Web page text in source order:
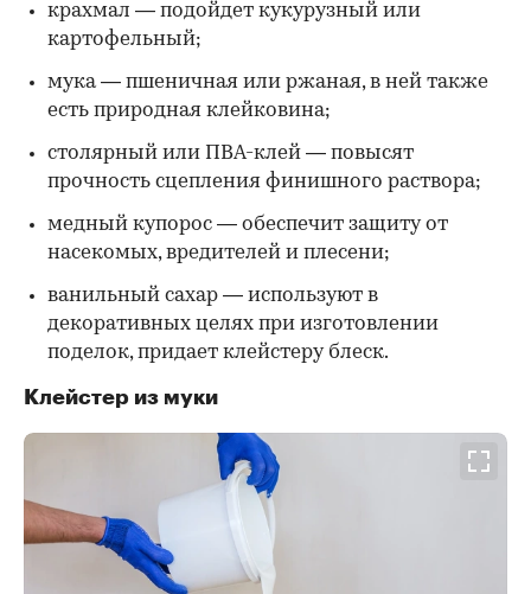
крахмал — подойдет кукурузный или
картофельный;
мука — пшеничная или ржаная, в ней также
есть природная клейковина;
столярный или ПВА-клей — повысят
прочность сцепления финишного раствора;
медный купорос — обеспечит защиту от
насекомых, вредителей и плесени;
ванильный сахар — используют в
декоративных целях при изготовлении
поделок, придает клейстеру блеск.
Клейстер из муки